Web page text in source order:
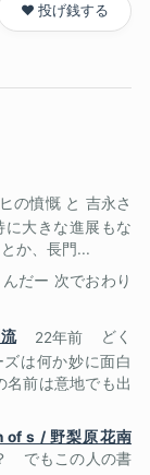
❤️ 投げ銭する
の憤慨 と 吉永さ
大きな進展もな
か、長門...
んだー 次でおわり
22年前
どく
は何か妙に面白
名前は意地でも出
of s / 野梨原花南
でもこの人の書